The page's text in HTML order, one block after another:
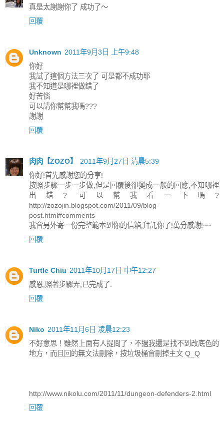
真是太謝謝你了 成功了～
回覆
Unknown 2011年9月3日 上午9:48
你好
我試了這個方法三次了 可是都不成功耶
我不知道是哪裡做錯了
好苦惱
可以請你幫幫我嗎???
謝謝
回覆
肉肉【ZOZO】
2011年9月27日 清晨5:39
你好!首先感謝您的分享!
按照步驟一步一步做,但是回覆後卻變成一般的回應,不知哪裡
出錯? 可以幫我看一下嗎?
http://zozojin.blogspot.com/2011/09/blog-
post.html#comments
我會另外寄一份完整範本到你的信箱,拜託你了!萬分感謝!~~
回覆
Turtle Chiu 2011年10月17日 中午12:27
感恩,照著步驟弄,已完成了.
回覆
Niko 2011年11月6日 凌晨12:23
不好意思！雖然上面有人提問了，不過我還是找不到改底色的
地方，而且回的無文法刪除，按垃圾桶會刪掉主文 Q_Q
http://www.nikolu.com/2011/11/dungeon-defenders-2.html
回覆